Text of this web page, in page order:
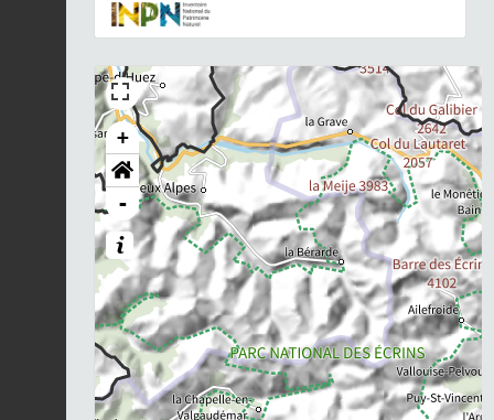
+
-